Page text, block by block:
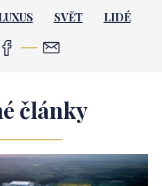
SVĚT LIDÉ
články